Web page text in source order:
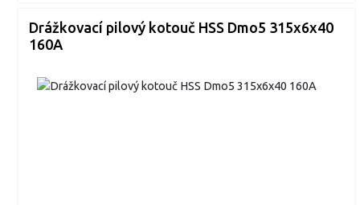
Drážkovací pilový kotouč HSS Dmo5 315x6x40
160A